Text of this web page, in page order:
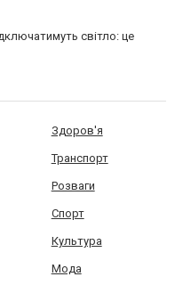
світло: це
Здоров'я
Транспорт
Розваги
Спорт
Культура
Мода